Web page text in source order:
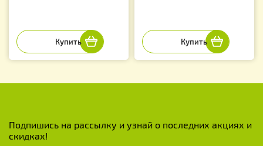
Подпишись на рассылку и узнай о последних акциях и
скидках!